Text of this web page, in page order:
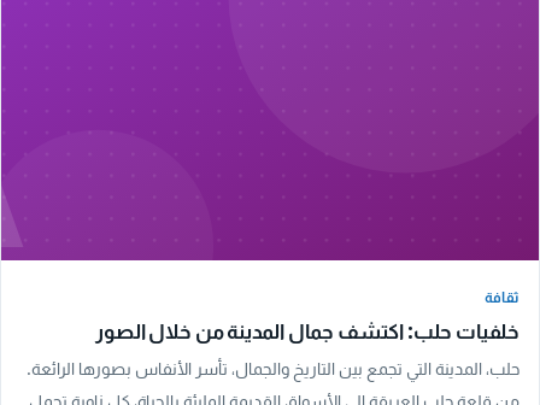
ثقافة
خلفيات حلب: اكتشف جمال المدينة من خلال الصور
حلب، المدينة التي تجمع بين التاريخ والجمال، تأسر الأنفاس بصورها الرائعة.